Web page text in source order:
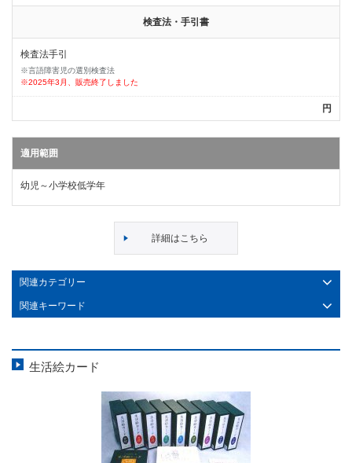
検査法・手引書
検査法手引
※言語障害児の選別検査法
※2025年3月、販売終了しました
円
適用範囲
幼児～小学校低学年
詳細はこちら
関連カテゴリー
関連キーワード
生活絵カード